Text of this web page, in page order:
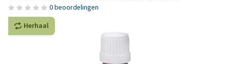
0 beoordelingen
Herhaal